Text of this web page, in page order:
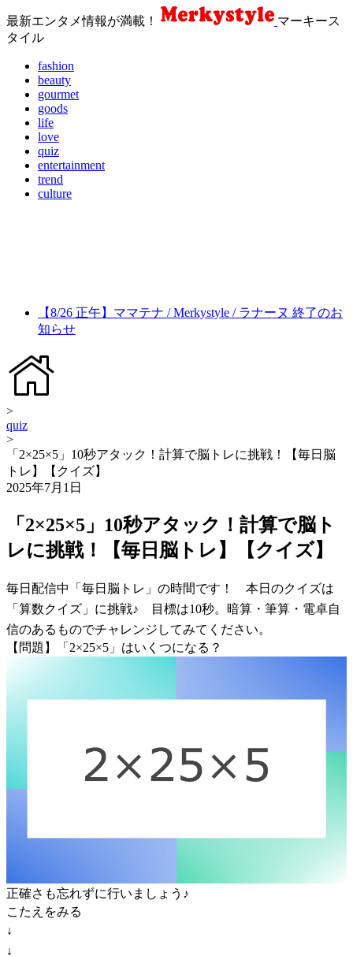
最新エンタメ情報が満載！
マーキース
タイル
fashion
beauty
gourmet
goods
life
love
quiz
entertainment
trend
culture
【8/26 正午】ママテナ / Merkystyle / ラナーヌ 終了のお
知らせ
>
quiz
>
「2×25×5」10秒アタック！計算で脳トレに挑戦！【毎日脳
トレ】【クイズ】
2025年7月1日
「2×25×5」10秒アタック！計算で脳ト
レに挑戦！【毎日脳トレ】【クイズ】
毎日配信中「毎日脳トレ」の時間です！ 本日のクイズは
「算数クイズ」に挑戦♪ 目標は10秒。暗算・筆算・電卓自
信のあるものでチャレンジしてみてください。
【問題】「2×25×5」はいくつになる？
正確さも忘れずに行いましょう♪
こたえをみる
↓
↓